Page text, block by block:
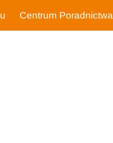
Centrum Poradnictwa